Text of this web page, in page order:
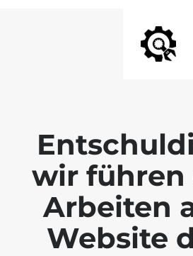
wir führen
Arbeiten
Website